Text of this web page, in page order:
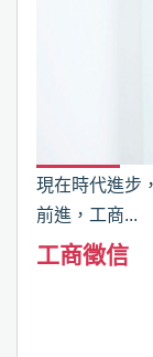
現在時代進步
前進，工商...
工商徵信